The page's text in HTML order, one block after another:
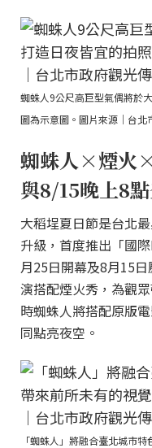
蜘蛛人9公尺高巨型氣偶將於
圖為示意圖。圖片來源｜台北
蜘蛛人×煙火
與8/15晚上8
大稻埕夏日節是台北
升級，首度推出「國
月25日開幕及8月15
演搭配煙火秀，為觀
時蜘蛛人將搭配原版
同點亮夜空。
「蜘蛛人」將融合臺北城市